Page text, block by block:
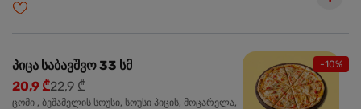
ორეგანო
-10%
პიცა საბავშვო 33 სმ
20,9 ₾22,9 ₾
ცომი , ბეშამელის სოუსი, სოუსი პიცის, მოცარელა,